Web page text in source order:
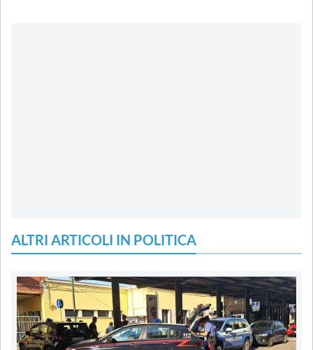
ALTRI ARTICOLI IN POLITICA